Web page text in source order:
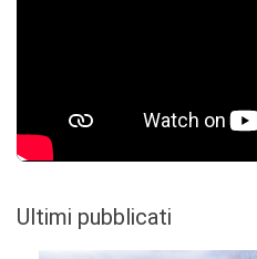
Ultimi pubblicati